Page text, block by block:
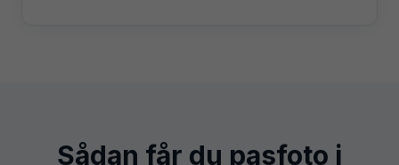
Sådan får du pasfoto i